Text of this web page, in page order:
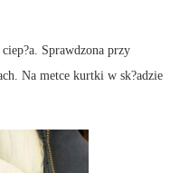
Sprawdzona przy
Na metce kurtki w sk?adzie